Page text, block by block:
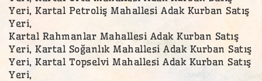
Yeri, Kartal Petroliş Mahallesi Adak Kurban Satış
Yeri,
Kartal Rahmanlar Mahallesi Adak Kurban Satış
Yeri, Kartal Soğanlık Mahallesi Adak Kurban Satış
Yeri, Kartal Topselvi Mahallesi Adak Kurban Satış
Yeri,